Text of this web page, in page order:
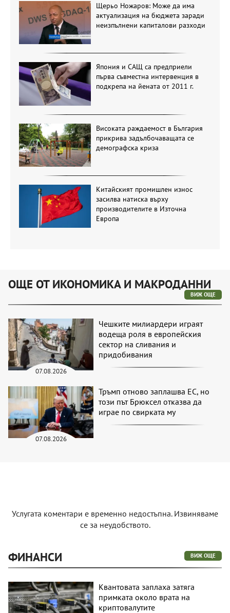
Щерьо Ножаров: Може да има
актуализация на бюджета заради
неизпълнени капиталови разходи
Япония и САЩ са предприели
първа съвместна интервенция в
подкрепа на йената от 2011 г.
Високата раждаемост в България
прикрива задълбочаващата се
демографска криза
Китайският промишлен износ
засилва натиска върху
производителите в Източна
Европа
ОЩЕ ОТ ИКОНОМИКА И МАКРОДАННИ
ВИЖ ОЩЕ
07.08.2026
Чешките милиардери играят
водеща роля в европейския
сектор на сливания и
придобивания
07.08.2026
Тръмп отново заплашва ЕС, но
този път Брюксел отказва да
играе по свирката му
Услугата коментари е временно недостъпна. Извиняваме
се за неудобството.
ФИНАНСИ ВИЖ ОЩЕ
Квантовата заплаха затяга
примката около врата на
криптовалутите